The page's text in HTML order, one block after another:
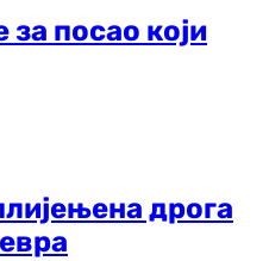
за посао који
дрога